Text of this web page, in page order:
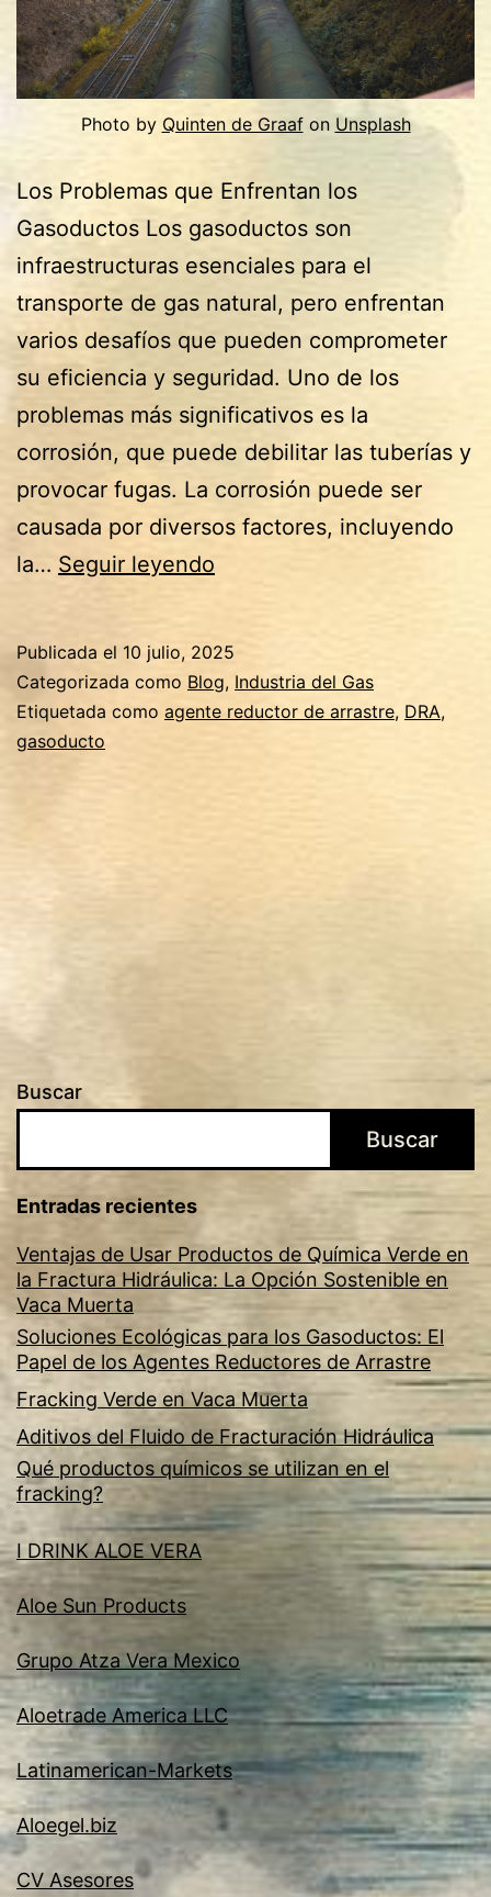
Photo by Quinten de Graafon Unsplash
Los Problemas que Enfrentan los
Gasoductos Los gasoductos son
infraestructuras esenciales para el
transporte de gas natural, pero enfrentan
varios desafíos que pueden comprometer
su eficiencia y seguridad. Uno de los
problemas más significativos es la
corrosión, que puede debilitar las tuberías y
provocar fugas. La corrosión puede ser
causada por diversos factores, incluyendo
la… Seguir leyendo
los
Gasoductos:
Publicada el 10 julio, 2025
Categorizada como Blog, Industria del Gas
Etiquetada como agente reductor de arrastre, DRA,
gasoducto
Buscar
Buscar
Entradas recientes
Ventajas de Usar Productos de Química Verde en
la Fractura Hidráulica: La Opción Sostenible en
Vaca Muerta
Soluciones Ecológicas para los Gasoductos: El
Papel de los Agentes Reductores de Arrastre
Fracking Verde en Vaca Muerta
Aditivos del Fluido de Fracturación Hidráulica
Qué productos químicos se utilizan en el
fracking?
I DRINK ALOE VERA
Aloe Sun Products
Grupo Atza Vera Mexico
Aloetrade America LLC
Latinamerican-Markets
Aloegel.biz
CV Asesores